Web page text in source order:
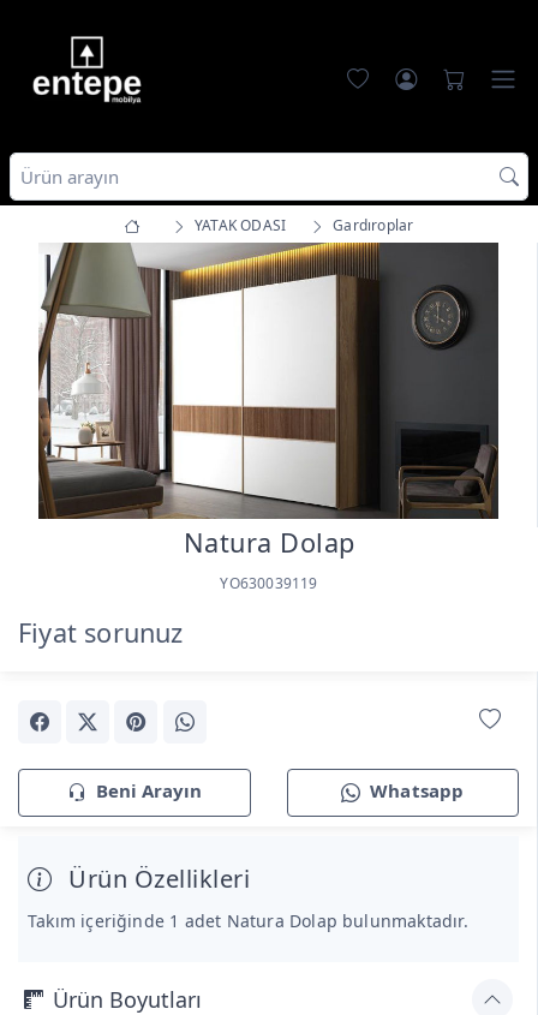
YATAK ODASI Gardıroplar
Natura Dolap
YO630039119
Fiyat sorunuz
Beni Arayın Whatsapp
Ürün Özellikleri
Takım içeriğinde 1 adet Natura Dolap bulunmaktadır.
Ürün Boyutları